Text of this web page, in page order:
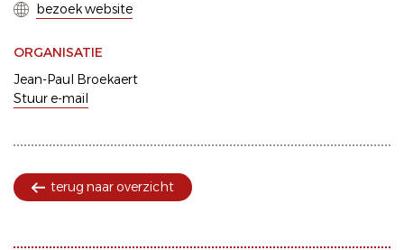
bezoek website
ORGANISATIE
Jean-Paul Broekaert
Stuur e-mail
terug naar overzicht